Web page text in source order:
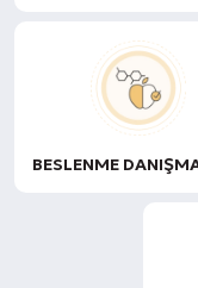
BESLENME